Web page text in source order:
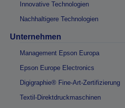
Innovative Technologien
Nachhaltigere Technologien
Unternehmen
Management Epson Europa
Epson Europe Electronics
Digigraphie® Fine-Art-Zertifizierung
Textil-Direktdruckmaschinen